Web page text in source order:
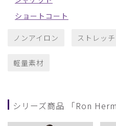
ショートコート
ノンアイロン ストレッチ
軽量素材
シリーズ商品 「Ron